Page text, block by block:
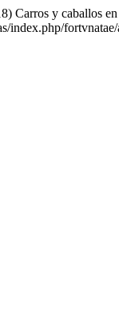
Carros y caballos
index.php/